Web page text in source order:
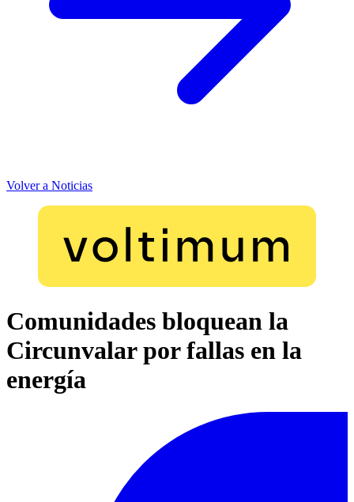
Volver a Noticias
Comunidades bloquean la
Circunvalar por fallas en la
energía